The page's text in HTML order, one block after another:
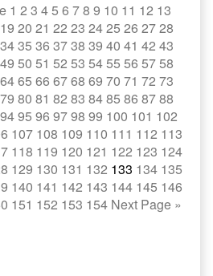
1 2 3 45 6 78 9 10 11 12 13
19 20 21 22 23 2425 26 2728
3435 36 3738 39 40 41 42 43
49 50 51 52 53 5455 56 5758
6465 66 6768 69 70 71 72 73
79 80 81 82 83 8485 86 8788
9495 96 9798 99 100 101 102
107 108 109 110 111 112 113
118 119 120 121 122 123 124
129 130 131 132 133 134 135
140 141 142 143 144 145 146
151 152 153 154 Next Page »